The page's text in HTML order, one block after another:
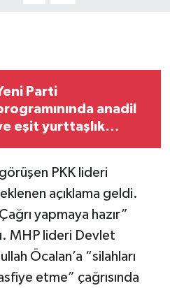
Parti
anadil
eşit yurttaşlık
PKK lideri
açıklama geldi.
yapmaya hazır”
MHP lideri Devlet
Öcalan’a “silahları
etme” çağrısında